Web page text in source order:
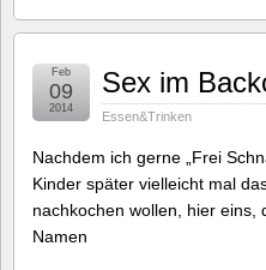
Sex im
Essen&Trinken
Feb
09
2014
Nachdem ich gerne „Frei
Kinder später vielleicht mal
nachkochen wollen, hier eins,
Namen